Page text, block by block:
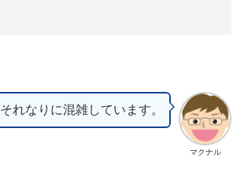
マクナル
それなりに混雑しています。